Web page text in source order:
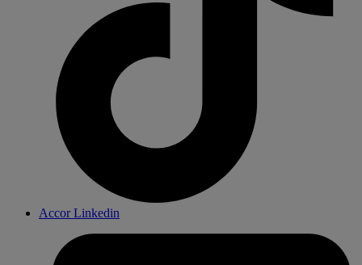
Accor Linkedin